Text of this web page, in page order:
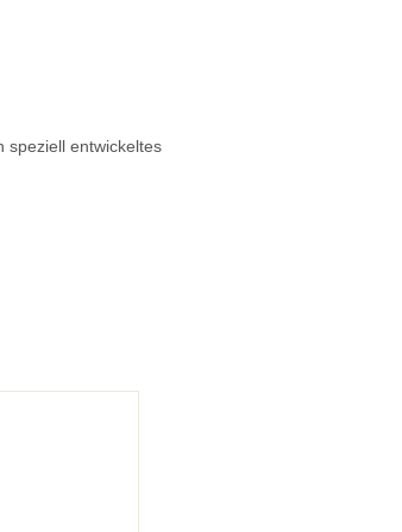
speziell entwickeltes